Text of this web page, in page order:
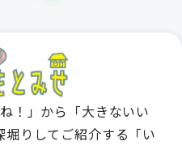
！」から「大きないい
堀りしてご紹介する「い